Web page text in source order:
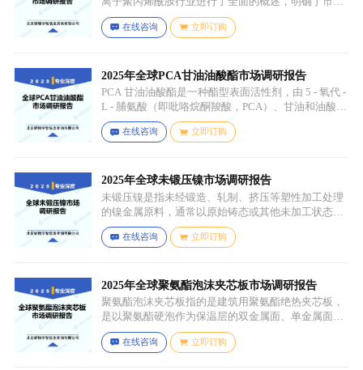
细分与应用场景。通过对细分产品的定义与特点进行
深入分析，我们揭示了关键应用场景及其客群洞察。
在线咨询 立即订购
2025年全球PCA甘油油酸酯市场调研报告
PCA 甘油油酸酯是一种酯型表面活性剂，由 5 - 氧代 -
L - 脯氨酸（即吡咯烷酮羧酸，PCA）、甘油和油酸通
过化学反应生成，化学名称为 5 - 氧代 - L - 脯氨酸 2 -
羟基 - 3-(油酰氧基) 丙酯，分子式为 C26H45NO6，分
先进行皂化反应得到脂肪酸盐，再经过酸化、酯化等
一系列反应，将甘油与油酸结合，并引入 PCA 基团，
从而得到 PCA 甘油油酸酯。
在线咨询 立即订购
2025年全球未锻压镍市场调研报告
未锻压镍是指未经锻造、轧制、挤压等塑性加工处理
的镍金属原料，通常以原始铸态或其他未加工状态存
在，一般为块状、锭状、粒状或其他铸造成型的原始
形态，表面可能保留铸造过程中形成的粗糙纹理或缺
力学性能，质地较脆且强度较低。
在线咨询 立即订购
2025年全球聚氨酯泡沫夹芯板市场调研报告
聚氨酯泡沫夹芯板指的是建筑用聚氨酯绝热夹芯板，
是以聚氨酯硬泡作为保温层的双金属面、单金属面或
非金属面复合板材。
在线咨询 立即订购